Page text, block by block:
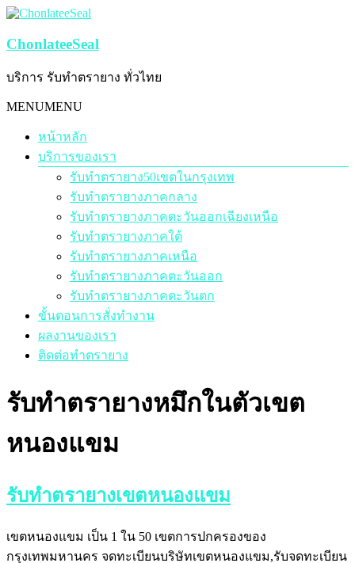
Skip
content
ChonlateeSeal
บริการ รับทำตรายาง ทั่วไทย
Menu
MENUMENU
หน้าหลัก
บริการของเรา
รับทำตรายาง50เขตในกรุงเทพ
รับทำตรายางภาคกลาง
รับทำตรายางภาคตะวันออกเฉียงเหนือ
รับทำตรายางภาคใต้
รับทำตรายางภาคเหนือ
รับทำตรายางภาคตะวันออก
รับทำตรายางภาคตะวันตก
ขั้นตอนการสั่งทำงาน
ผลงานของเรา
ติดต่อทำตรายาง
รับทำตรายางหมึกในตัวเขต
หนองแขม
รับทำตรายางเขตหนองแขม
เขตหนองแขม เป็น 1 ใน 50 เขตการปกครองของ
กรุงเทพมหานคร จดทะเบียนบริษัทเขตหนองแขม,รับจดทะเบียน